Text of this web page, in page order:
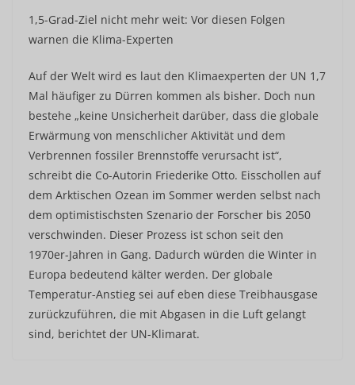
1,5-Grad-Ziel nicht mehr weit: Vor diesen Folgen
warnen die Klima-Experten
Auf der Welt wird es laut den Klimaexperten der UN 1,7
Mal häufiger zu Dürren kommen als bisher. Doch nun
bestehe „keine Unsicherheit darüber, dass die globale
Erwärmung von menschlicher Aktivität und dem
Verbrennen fossiler Brennstoffe verursacht ist“,
schreibt die Co-Autorin Friederike Otto. Eisschollen auf
dem Arktischen Ozean im Sommer werden selbst nach
dem optimistischsten Szenario der Forscher bis 2050
verschwinden. Dieser Prozess ist schon seit den
1970er-Jahren in Gang. Dadurch würden die Winter in
Europa bedeutend kälter werden. Der globale
Temperatur-Anstieg sei auf eben diese Treibhausgase
zurückzuführen, die mit Abgasen in die Luft gelangt
sind, berichtet der UN-Klimarat.